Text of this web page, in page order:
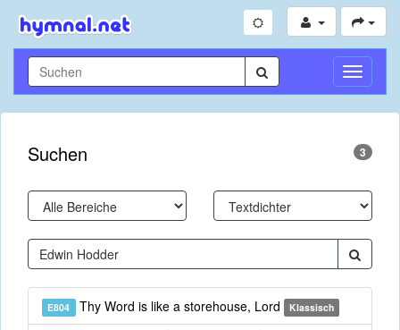
Suchen 3
E804 Thy Word is like a storehouse, Lord Klassisch